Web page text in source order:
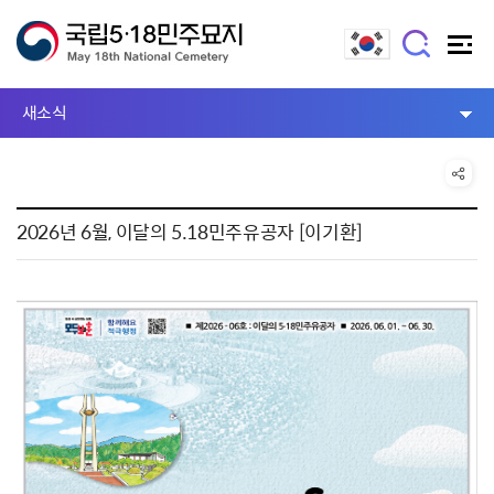
새소식
2026년 6월, 이달의 5.18민주유공자 [이기환]